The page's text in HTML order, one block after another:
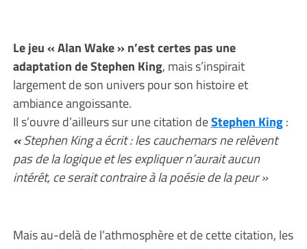
Le jeu « Alan Wake » n’est certes pas une
adaptation de Stephen King, mais s’inspirait
largement de son univers pour son histoire et
ambiance angoissante.
Il s’ouvre d’ailleurs sur une citation deStephen King:
«Stephen King a écrit : les cauchemars ne relèvent
pas de la logique et les expliquer n’aurait aucun
intérêt, ce serait contraire à la poésie de la peur »
Mais au-delà de l’athmosphère et de cette citation, les